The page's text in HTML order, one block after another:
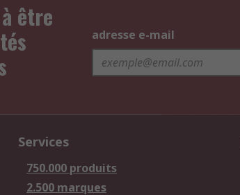
être
adresse e-mail
Services
750.000 produits
2.500 marques